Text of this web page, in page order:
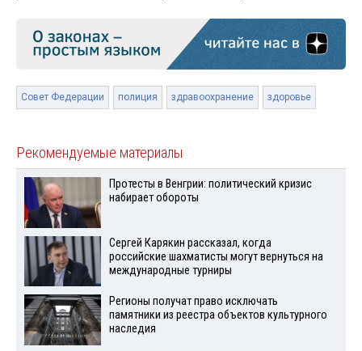
Совет Федерации полиция здравоохранение здоровье
Рекомендуемые материалы
Протесты в Венгрии: политический кризис
набирает обороты
Сергей Карякин рассказал, когда
российские шахматисты могут вернуться на
международные турниры
Регионы получат право исключать
памятники из реестра объектов культурного
наследия